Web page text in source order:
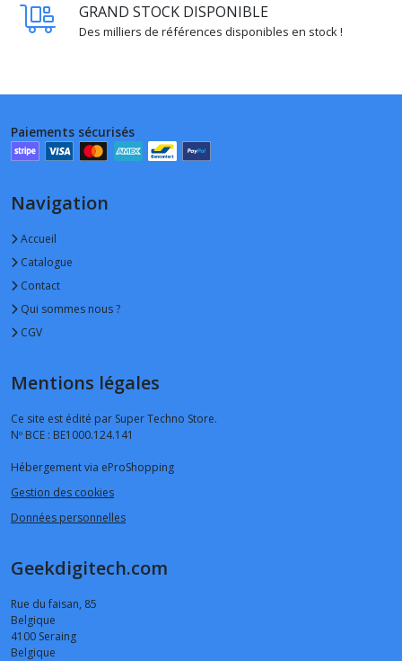
GRAND STOCK DISPONIBLE
Des milliers de références disponibles en stock !
Paiements sécurisés
Navigation
Accueil
Catalogue
Contact
Qui sommes nous ?
CGV
Mentions légales
Ce site est édité par Super Techno Store.
Nº BCE : BE1000.124.141
Hébergement via eProShopping
Gestion des cookies
Données personnelles
Geekdigitech.com
Rue du faisan, 85
Belgique
4100 Seraing
Belgique